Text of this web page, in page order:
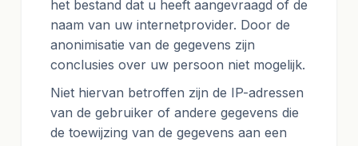
het bestand dat u heeft aangevraagd of de
naam van uw internetprovider. Door de
anonimisatie van de gegevens zijn
conclusies over uw persoon niet mogelijk.
Niet hiervan betroffen zijn de IP-adressen
van de gebruiker of andere gegevens die
de toewijzing van de gegevens aan een